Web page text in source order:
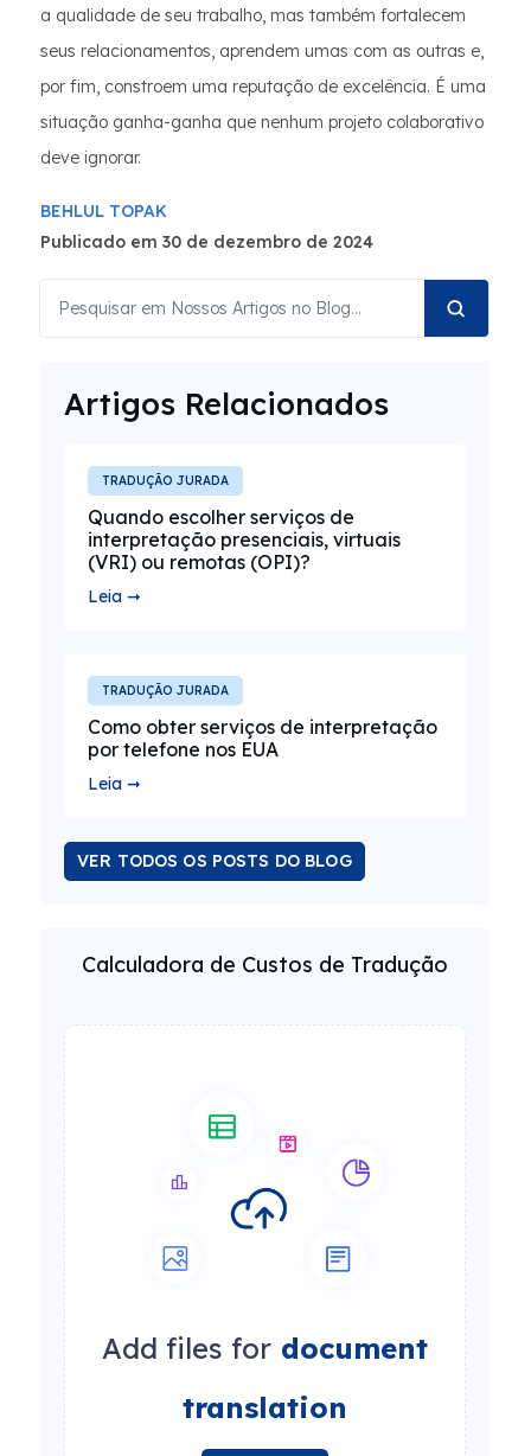
a qualidade de seu trabalho, mas também fortalecem
seus relacionamentos, aprendem umas com as outras e,
por fim, constroem uma reputação de excelência. É uma
situação ganha-ganha que nenhum projeto colaborativo
deve ignorar.
BEHLUL TOPAK
Publicado em 30 de dezembro de 2024
Artigos Relacionados
TRADUÇÃO JURADA
Quando escolher serviços de
interpretação presenciais, virtuais
(VRI) ou remotas (OPI)?
Leia ➞
TRADUÇÃO JURADA
Como obter serviços de interpretação
por telefone nos EUA
Leia ➞
VER TODOS OS POSTS DO BLOG
Calculadora de Custos de Tradução
Add files for document
translation